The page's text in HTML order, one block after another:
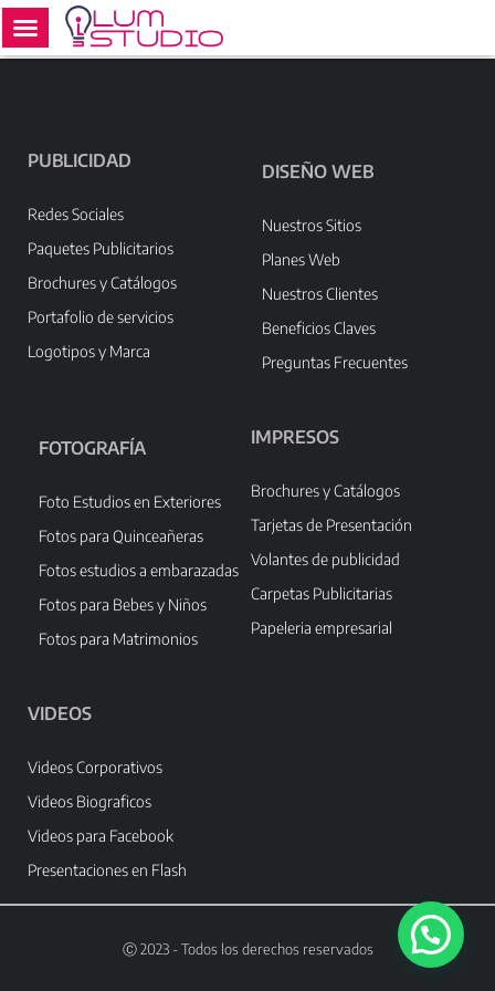
Ir
contenido
PUBLICIDAD
Redes Sociales
Paquetes Publicitarios
Brochures y Catálogos
Portafolio de servicios
Logotipos y Marca
DISEÑO WEB
Nuestros Sitios
Planes Web
Nuestros Clientes
Beneficios Claves
Preguntas Frecuentes
FOTOGRAFÍA
Foto Estudios en Exteriores
Fotos para Quinceañeras
Fotos estudios a embarazadas
Fotos para Bebes y Niños
Fotos para Matrimonios
IMPRESOS
Brochures y Catálogos
Tarjetas de Presentación
Volantes de publicidad
Carpetas Publicitarias
Papeleria empresarial
VIDEOS
Videos Corporativos
Videos Biograficos
Videos para Facebook
Presentaciones en Flash
Ⓒ 2023 - Todos los derechos reservados